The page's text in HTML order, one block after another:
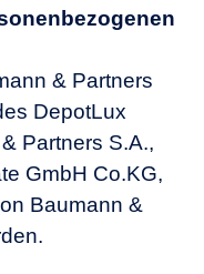
& Partners
DepotLux
Partners S.A.,
GmbH Co.KG,
Baumann &